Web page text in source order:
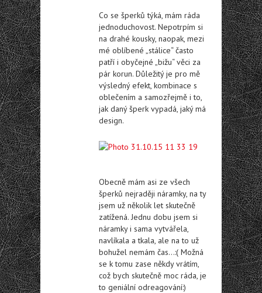
Co se šperků týká, mám ráda
jednoduchovost. Nepotrpím si
na drahé kousky, naopak, mezi
mé oblíbené „stálice“ často
patří i obyčejné „bižu“ věci za
pár korun. Důležitý je pro mě
výsledný efekt, kombinace s
oblečením a samozřejmě i to,
jak daný šperk vypadá, jaký má
design.
Obecně mám asi ze všech
šperků nejraději náramky, na ty
jsem už několik let skutečně
zatížená. Jednu dobu jsem si
náramky i sama vytvářela,
navlíkala a tkala, ale na to už
bohužel nemám čas…:( Možná
se k tomu zase někdy vrátím,
což bych skutečně moc ráda, je
to geniální odreagování:)